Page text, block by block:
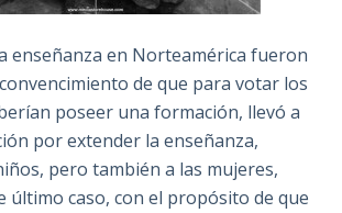
enseñanza en Norteamérica fueron
de que para votar los
poseer una formación, llevó a
por extender la enseñanza,
pero también a las mujeres,
último caso, con el propósito de que